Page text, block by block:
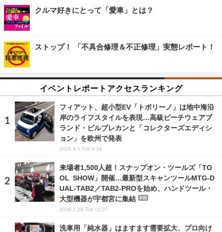
クルマ好きにとって「愛車」とは？
ストップ！ 「不具合修理＆不正修理」実態レポート！
イベントレポートアクセスランキング
フィアット、超小型EV「トポリーノ」は地中海沿
岸のライフスタイルを表現…高級ビーチウェアブ
ランド・ビルブレカンと「コレクターズエディシ
ョン」を欧州で発表
2026.8.4 Tue 4:34
来場者1,500人超！スナップオン・ツールズ「TO
OL SHOW」開催…最新型スキャンツールMTG-D
UAL-TAB2／TAB2-PROを始め、ハンドツール・
大型機器が宇都宮に集結
PR
2026.7.28 Tue 12:27
洗車用「純水器」はますます需要拡大、プロ向け